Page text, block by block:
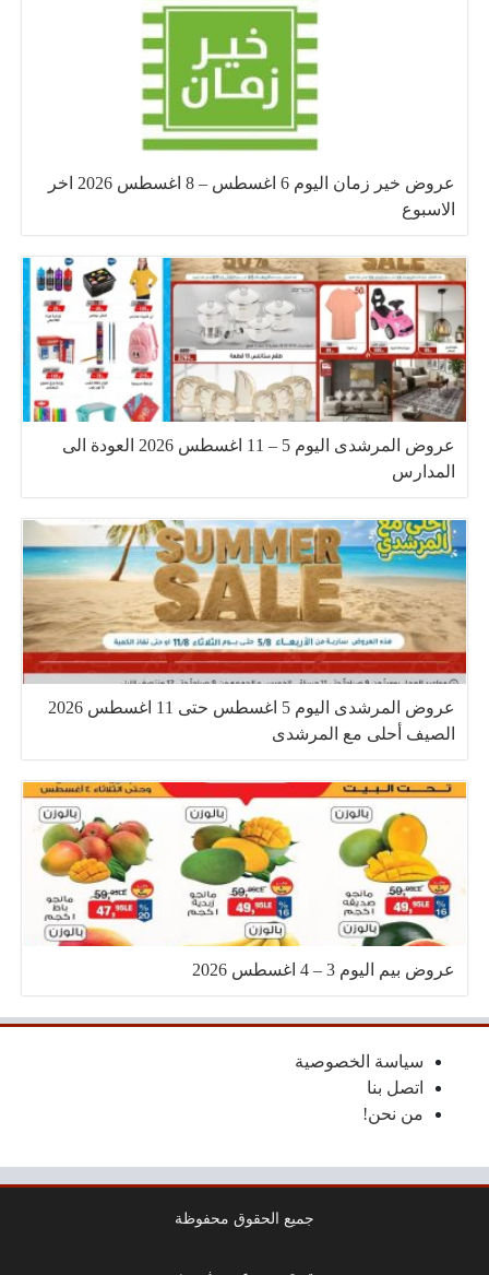
عروض خير زمان اليوم 6 اغسطس – 8 اغسطس 2026 اخر
الاسبوع
عروض المرشدى اليوم 5 – 11 اغسطس 2026 العودة الى
المدارس
عروض المرشدى اليوم 5 اغسطس حتى 11 اغسطس 2026
الصيف أحلى مع المرشدى
عروض بيم اليوم 3 – 4 اغسطس 2026
سياسة الخصوصية
اتصل بنا
من نحن!
جميع الحقوق محفوظة